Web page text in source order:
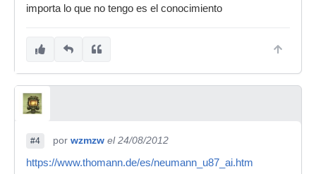
importa lo que no tengo es el conocimiento
#4 por wzmzw el 24/08/2012
https://www.thomann.de/es/neumann_u87_ai.htm